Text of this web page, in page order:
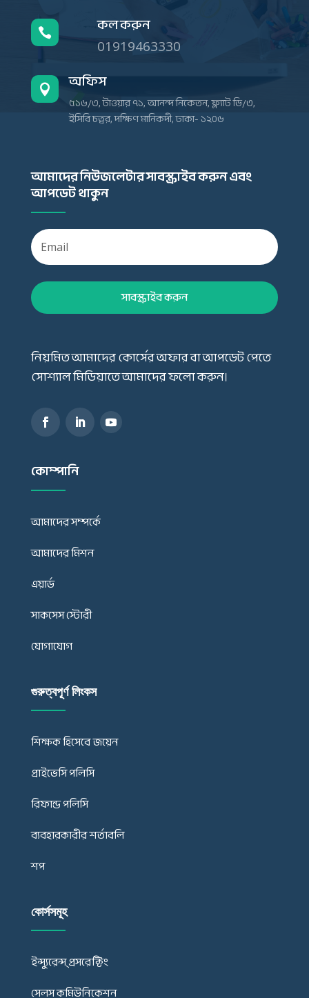
 কল করুন
01919463330
 অফিস
৫১৬/৩, টাওয়ার ৭১, আনন্দ নিকেতন, ফ্ল্যাট ডি/৩,
ইসিবি চত্বর, দক্ষিণ মানিকদী, ঢাকা- ১২০৬
আমাদের নিউজলেটার সাবস্ক্রাইব করুন এবং
আপডেট থাকুন
সাবস্ক্রাইব করুন
নিয়মিত আমাদের কোর্সের অফার বা আপডেট পেতে
সোশ্যাল মিডিয়াতে আমাদের ফলো করুন।
কোম্পানি
আমাদের সম্পর্কে
আমাদের মিশন
এয়ার্ড
সাকসেস স্টোরী
যোগাযোগ
গুরুত্বপূর্ণ লিংকস
শিক্ষক হিসেবে জয়েন
প্রাইভেসি পলিসি
রিফান্ড পলিসি
ব্যবহারকারীর শর্তাবলি
শপ
কোর্সসমূহ
ইন্স্যুরেন্স্ প্রসরেক্টিং
সেলস কমিউনিকেশন